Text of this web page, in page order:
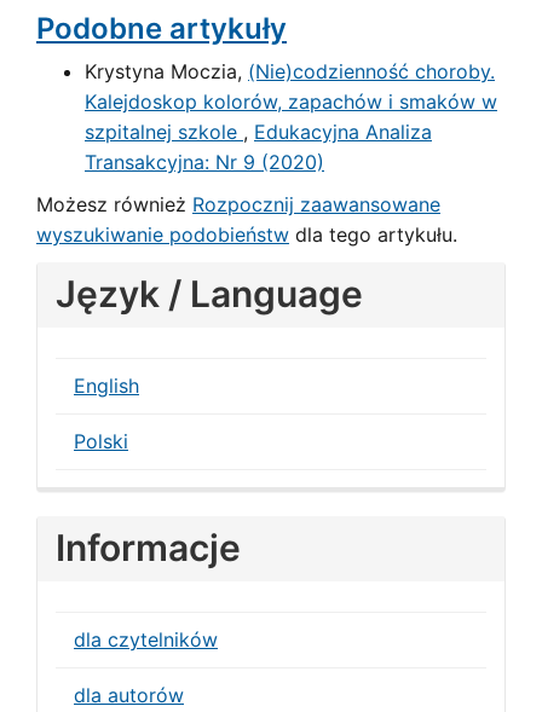
Podobne artykuły
Krystyna Moczia, (Nie)codzienność choroby.
Kalejdoskop kolorów, zapachów i smaków w
szpitalnej szkole , Edukacyjna Analiza
Transakcyjna: Nr 9 (2020)
Możesz również Rozpocznij zaawansowane
wyszukiwanie podobieństw dla tego artykułu.
Język / Language
English
Polski
Informacje
dla czytelników
dla autorów